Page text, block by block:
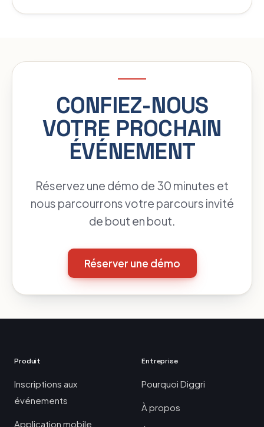
CONFIEZ-NOUS
VOTRE PROCHAIN
ÉVÉNEMENT
Réservez une démo de 30 minutes et
nous parcourrons votre parcours invité
de bout en bout.
Réserver une démo
Produit
Inscriptions aux
événements
Application mobile
Entreprise
Pourquoi Diggri
À propos